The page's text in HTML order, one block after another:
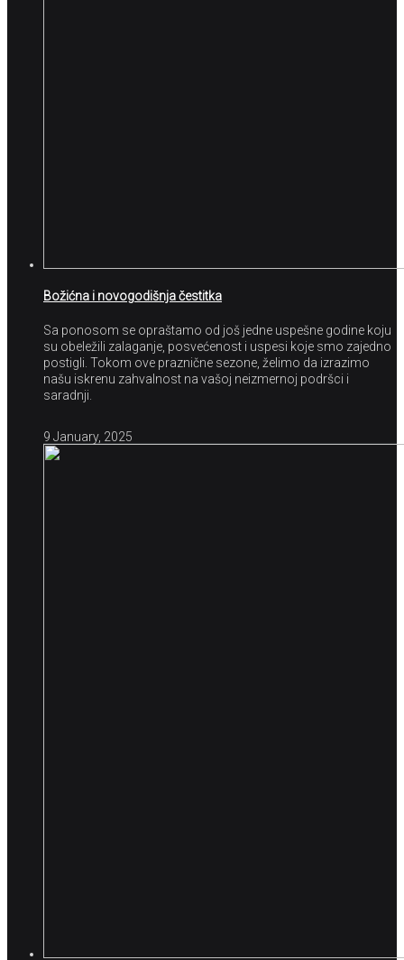
Božićna i novogodišnja čestitka
Sa ponosom se opraštamo od još jedne uspešne godine koju
su obeležili zalaganje, posvećenost i uspesi koje smo zajedno
postigli. Tokom ove praznične sezone, želimo da izrazimo
našu iskrenu zahvalnost na vašoj neizmernoj podršci i
saradnji.
9 January, 2025